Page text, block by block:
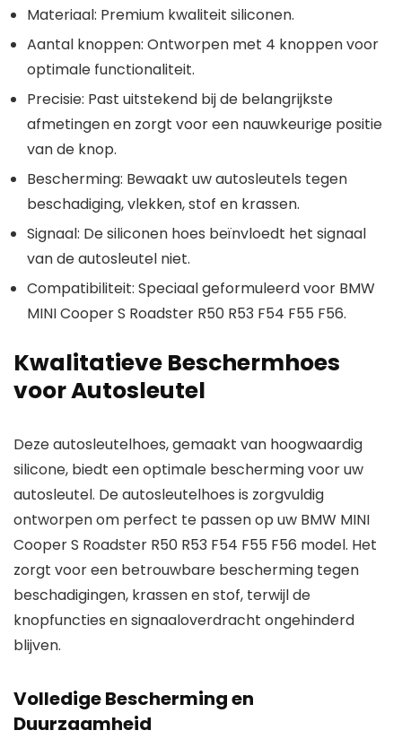
Materiaal: Premium kwaliteit siliconen.
Aantal knoppen: Ontworpen met 4 knoppen voor
optimale functionaliteit.
Precisie: Past uitstekend bij de belangrijkste
afmetingen en zorgt voor een nauwkeurige positie
van de knop.
Bescherming: Bewaakt uw autosleutels tegen
beschadiging, vlekken, stof en krassen.
Signaal: De siliconen hoes beïnvloedt het signaal
van de autosleutel niet.
Compatibiliteit: Speciaal geformuleerd voor BMW
MINI Cooper S Roadster R50 R53 F54 F55 F56.
Kwalitatieve Beschermhoes
voor Autosleutel
Deze autosleutelhoes, gemaakt van hoogwaardig
silicone, biedt een optimale bescherming voor uw
autosleutel. De autosleutelhoes is zorgvuldig
ontworpen om perfect te passen op uw BMW MINI
Cooper S Roadster R50 R53 F54 F55 F56 model. Het
zorgt voor een betrouwbare bescherming tegen
beschadigingen, krassen en stof, terwijl de
knopfuncties en signaaloverdracht ongehinderd
blijven.
Volledige Bescherming en
Duurzaamheid